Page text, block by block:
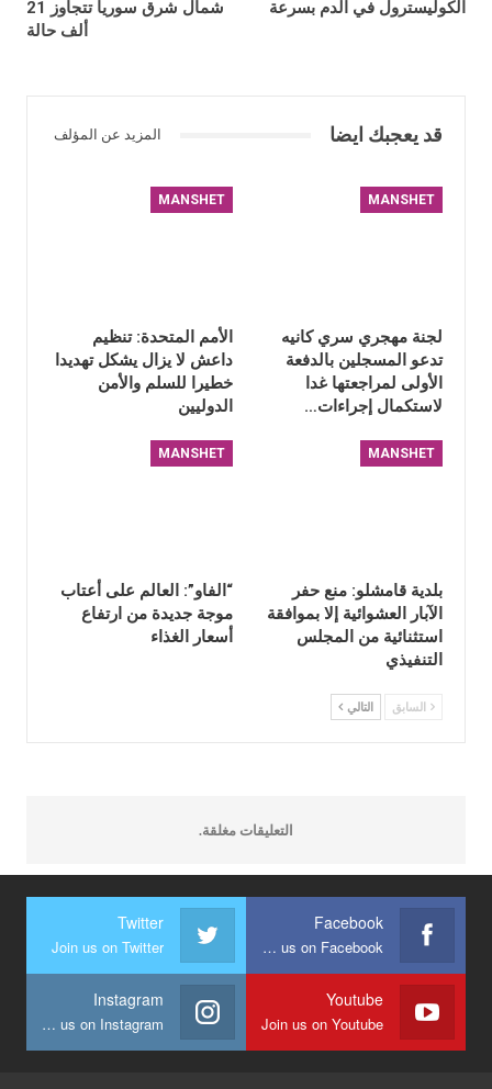
الكوليسترول في الدم بسرعة
شمال شرق سوريا تتجاوز 21
ألف حالة
قد يعجبك ايضا المزيد عن المؤلف
MANSHET
لجنة مهجري سري كانيه
تدعو المسجلين بالدفعة
الأولى لمراجعتها غدا
لاستكمال إجراءات…
MANSHET
الأمم المتحدة: تنظيم
داعش لا يزال يشكل تهديدا
خطيرا للسلم والأمن
الدوليين
MANSHET
بلدية قامشلو: منع حفر
الآبار العشوائية إلا بموافقة
استثنائية من المجلس
التنفيذي
MANSHET
“الفاو”: العالم على أعتاب
موجة جديدة من ارتفاع
أسعار الغذاء
السابق التالي
التعليقات مغلقة.
Facebook
Join us on Facebook
Twitter
Join us on Twitter
Youtube
Join us on Youtube
Instagram
Join us on Instagram